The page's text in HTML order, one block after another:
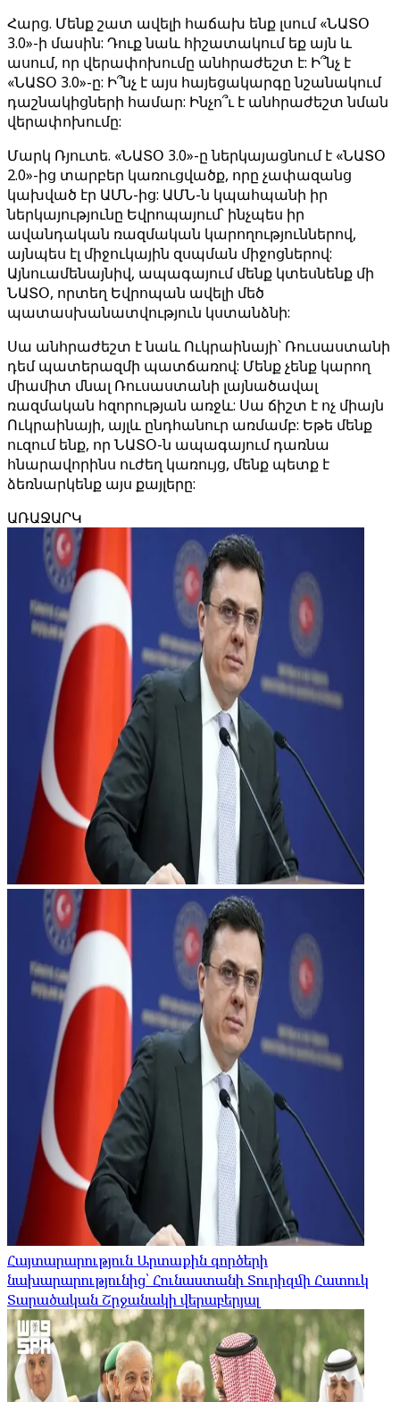
Հարց. Մենք շատ ավելի հաճախ ենք լսում «ՆԱՏՕ
3.0»-ի մասին: Դուք նաև հիշատակում եք այն և
ասում, որ վերափոխումը անհրաժեշտ է: Ի՞նչ է
«ՆԱՏՕ 3.0»-ը: Ի՞նչ է այս հայեցակարգը նշանակում
դաշնակիցների համար: Ինչո՞ւ է անհրաժեշտ նման
վերափոխումը:
Մարկ Ռյուտե. «ՆԱՏՕ 3.0»-ը ներկայացնում է «ՆԱՏՕ
2.0»-ից տարբեր կառուցվածք, որը չափազանց
կախված էր ԱՄՆ-ից: ԱՄՆ-ն կպահպանի իր
ներկայությունը Եվրոպայում՝ ինչպես իր
ավանդական ռազմական կարողություններով,
այնպես էլ միջուկային զսպման միջոցներով:
Այնուամենայնիվ, ապագայում մենք կտեսնենք մի
ՆԱՏՕ, որտեղ Եվրոպան ավելի մեծ
պատասխանատվություն կստանձնի:
Սա անհրաժեշտ է նաև Ուկրաինայի՝ Ռուսաստանի
դեմ պատերազմի պատճառով: Մենք չենք կարող
միամիտ մնալ Ռուսաստանի լայնածավալ
ռազմական հզորության առջև: Սա ճիշտ է ոչ միայն
Ուկրաինայի, այլև ընդհանուր առմամբ: Եթե մենք
ուզում ենք, որ ՆԱՏՕ-ն ապագայում դառնա
հնարավորինս ուժեղ կառույց, մենք պետք է
ձեռնարկենք այս քայլերը:
ԱՌԱՋԱՐԿ
Հայտարարություն Արտաքին գործերի
նախարարությունից՝ Հունաստանի Տուրիզմի Հատուկ
Տարածական Շրջանակի վերաբերյալ